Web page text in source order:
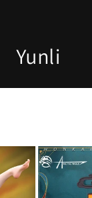
C
o
c
Yunli